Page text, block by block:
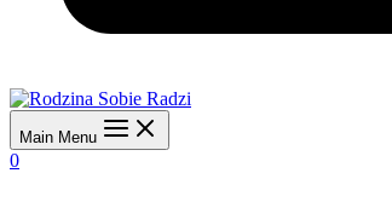
Main Menu
0